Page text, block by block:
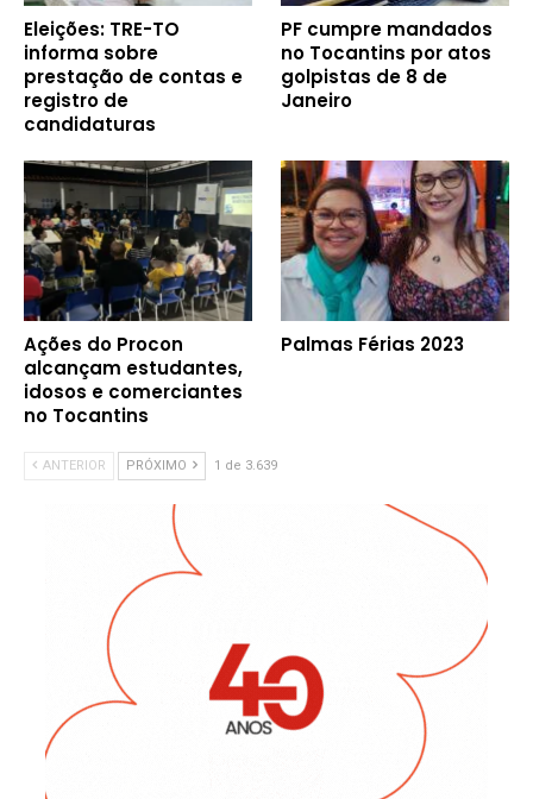
Eleições: TRE-TO
informa sobre
prestação de contas e
registro de
candidaturas
PF cumpre mandados
no Tocantins por atos
golpistas de 8 de
Janeiro
Ações do Procon
alcançam estudantes,
idosos e comerciantes
no Tocantins
Palmas Férias 2023
ANTERIOR PRÓXIMO 1 de 3.639